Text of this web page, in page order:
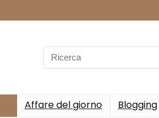
Search
for:
Affare del giorno Blogging